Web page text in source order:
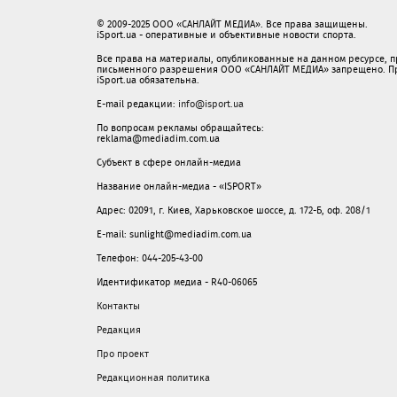
© 2009-2025 ООО «САНЛАЙТ МЕДИА». Все права защищены.
iSport.ua - оперативные и объективные новости спорта.
Все права на материалы, опубликованные на данном
письменного разрешения ООО «САНЛАЙТ МЕДИА» запрещено.
iSport.ua обязательна.
E-mail редакции: info@isport.ua
По вопросам рекламы обращайтесь:
reklama@mediadim.com.ua
Субъект в сфере онлайн-медиа
Название онлайн-медиа - «ISPORT»
Адрес: 02091, г. Киев, Харьковское шоссе, д. 172-Б, оф. 208/1
E-mail: sunlight@mediadim.com.ua
Телефон: 044-205-43-00
Идентификатор медиа - R40-06065
Контакты
Редакция
Про проект
Редакционная политика